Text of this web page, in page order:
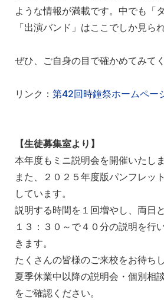
ような情報が満載です。中でも「
「出演バンド」はここでしか見ら
ぜひ、ご自身の目で確かめてみてく
リンク： 第42回時鐘祭ホームペー
【生徒募集室より】
本年度もミニ説明会を開催いたしま
また、２０２５年度版パンフレッ
しています。
説明する時間を１回増やし、両日
１３：３０～で４０分の説明を行
きます。
たくさんの皆様のご来校をお待ち
夏季休業中以降の説明会・個別相
をご確認ください。